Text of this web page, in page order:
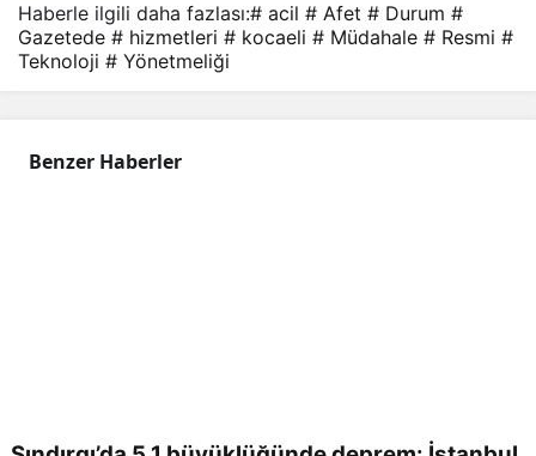
Haberle ilgili daha fazlası:# acil # Afet # Durum #
Gazetede # hizmetleri # kocaeli # Müdahale # Resmi #
Teknoloji # Yönetmeliği
Benzer Haberler